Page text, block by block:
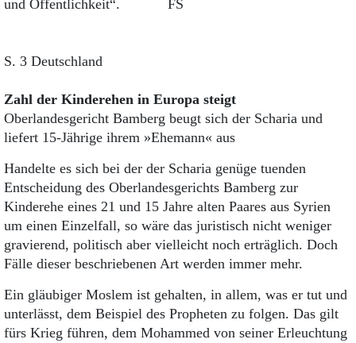
und Öffentlichkeit“. FS
S. 3 Deutschland
Zahl der Kinderehen in Europa steigt
Oberlandesgericht Bamberg beugt sich der Scharia und
liefert 15-Jährige ihrem »Ehemann« aus
Handelte es sich bei der der Scharia genüge tuenden
Entscheidung des Oberlandesgerichts Bamberg zur
Kinderehe eines 21 und 15 Jahre alten Paares aus Syrien
um einen Einzelfall, so wäre das juristisch nicht weniger
gravierend, politisch aber vielleicht noch erträglich. Doch
Fälle dieser beschriebenen Art werden immer mehr.
Ein gläubiger Moslem ist gehalten, in allem, was er tut und
unterlässt, dem Beispiel des Propheten zu folgen. Das gilt
fürs Krieg führen, dem Mohammed von seiner Erleuchtung